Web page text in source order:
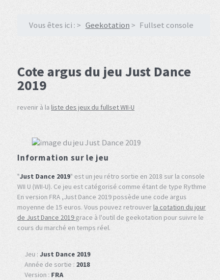
Vous êtes ici : Geekotation Fullset console
Cote argus du jeu Just Dance
2019
revenir à la liste des jeux du fullset WII-U
Information sur le jeu
"Just Dance 2019" est un jeu rétro sortie en 2018 sur la console
WII U (WII-U). Ce jeu est catégorisé comme étant de type Rythme
En version FRA ,Just Dance 2019 possède une code argus
moyenne de 15 euros. Vous pouvez retrouverla cotation du jour
de Just Dance 2019 grace à l'outil de geekotation pour suivre le
cours du marché en temps réel.
Jeu : Just Dance 2019
Année de sortie : 2018
Version : FRA